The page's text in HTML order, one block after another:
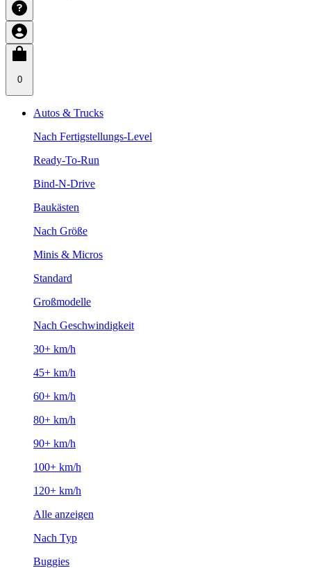
0
Autos & Trucks
Nach Fertigstellungs-Level
Ready-To-Run
Bind-N-Drive
Baukästen
Nach Größe
Minis & Micros
Standard
Großmodelle
Nach Geschwindigkeit
30+ km/h
45+ km/h
60+ km/h
80+ km/h
90+ km/h
100+ km/h
120+ km/h
Alle anzeigen
Nach Typ
Buggies